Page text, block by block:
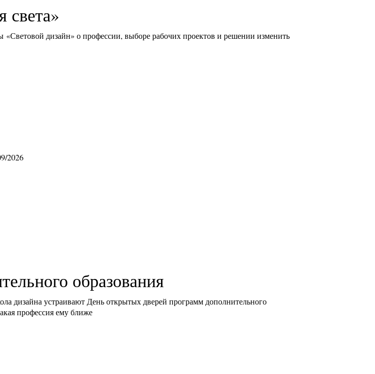
света»
дизайн» о профессии, выборе рабочих проектов и решении изменить
2026
образования
дизайна устраивают День открытых дверей программ дополнительного
профессия ему ближе